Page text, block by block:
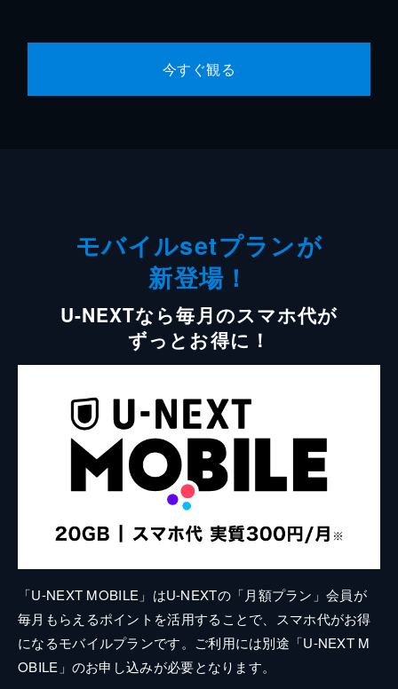
今すぐ観る
モバイルsetプランが
新登場！
U-NEXTなら毎月のスマホ代が
ずっとお得に！
「U-NEXT MOBILE」はU-NEXTの「月額プラン」会員が
毎月もらえるポイントを活用することで、スマホ代がお得
になるモバイルプランです。ご利用には別途「U-NEXT M
OBILE」のお申し込みが必要となります。